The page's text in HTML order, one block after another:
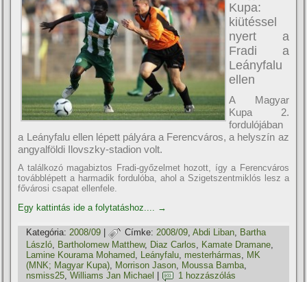
Kupa:
kiütéssel
nyert a
Fradi a
Leányfalu
ellen
A Magyar
Kupa 2.
fordulójában
a Leányfalu ellen lépett pályára a Ferencváros, a helyszí­n az
angyalföldi Ilovszky-stadion volt.
A találkozó magabiztos Fradi-győzelmet hozott, í­gy a Ferencváros
továbblépett a harmadik fordulóba, ahol a Szigetszentmiklós lesz a
fővárosi csapat ellenfele.
Egy kattintás ide a folytatáshoz....
→
Kategória: 2008/09 | Címke: 2008/09,Abdi Liban, Bartha
László
Bartholomew Matthew, Diaz Carlos Kamate Dramane
Lamine Kourama Mohamed
Leányfalu mesterhármas
MK
(MNK; Magyar Kupa)
Morrison Jason Moussa Bamba
nsmiss25,Williams Jan Michael 1 hozzászólás